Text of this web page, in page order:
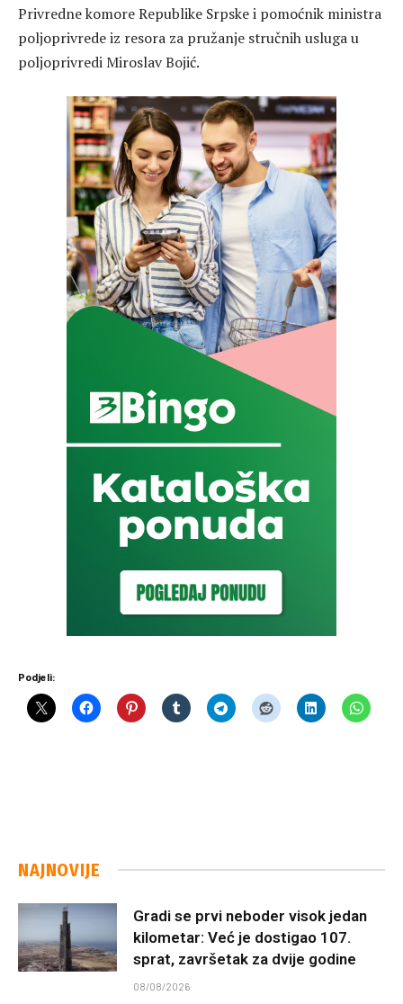
Privredne komore Republike Srpske i pomoćnik ministra
poljoprivrede iz resora za pružanje stručnih usluga u
poljoprivredi Miroslav Bojić.
Podjeli:
NAJNOVIJE
Gradi se prvi neboder visok jedan
kilometar: Već je dostigao 107.
sprat, završetak za dvije godine
08/08/2026